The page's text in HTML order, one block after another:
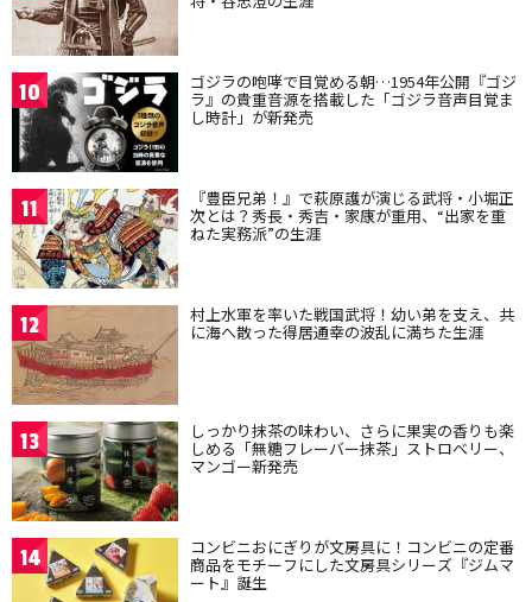
10 ゴジラの咆哮で目覚める朝…1954年公開『ゴジ
ラ』の貴重音源を搭載した「ゴジラ音声目覚ま
し時計」が新発売
11 『豊臣兄弟！』で萩原護が演じる武将・小堀正
次とは？秀長・秀吉・家康が重用、“出家を重
ねた実務派”の生涯
12 村上水軍を率いた戦国武将！幼い弟を支え、共
に海へ散った得居通幸の波乱に満ちた生涯
13 しっかり抹茶の味わい、さらに果実の香りも楽
しめる「無糖フレーバー抹茶」ストロベリー、
マンゴー新発売
14 コンビニおにぎりが文房具に！コンビニの定番
商品をモチーフにした文房具シリーズ『ジムマ
ート』誕生